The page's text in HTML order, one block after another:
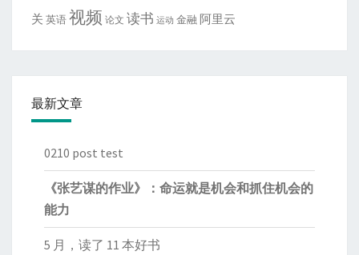
关 英语视频 论文 读书 运动 金融 阿里云
最新文章
0210 post test
《张艺谋的作业》：命运就是机会和抓住机会的
能力
5 月，读了 11 本好书